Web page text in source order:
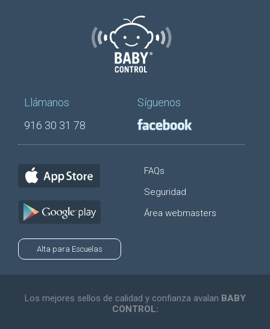
Llámanos
916 30 31 78
Síguenos
FAQs
Seguridad
Área webmasters
Alta para Escuelas
Los mejores sellos de calidad y confianza avalan BABY
CONTROL: